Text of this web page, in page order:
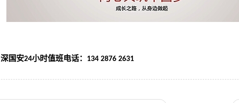
深国安24小时值班电话： 134 2876 2631